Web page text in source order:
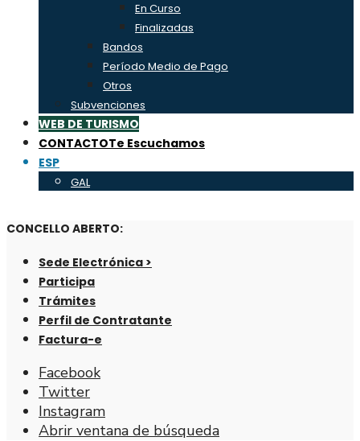
En Curso
Finalizadas
Bandos
Período Medio de Pago
Otros
Subvenciones
WEB DE TURISMO
CONTACTOTe Escuchamos
ESP
GAL
CONCELLO ABERTO:
Sede Electrónica >
Participa
Trámites
Perfil de Contratante
Factura-e
Facebook
Twitter
Instagram
Abrir ventana de búsqueda